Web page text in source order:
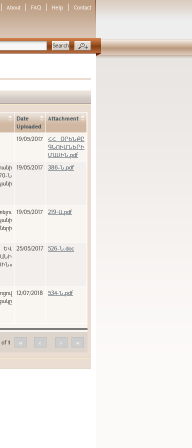
About FAQ Help Contact
Date
Uploaded
Attachment
19/05/2017
ՀՀ ՕՐԵՆՔԸ
ԳՆՈՒՄՆԵՐԻ
ՄԱՍԻՆ.pdf
Ն
19/05/2017 386-Ն.pdf
19/05/2017 219-Ա.pdf
ԵՎ
25/05/2017 526-Ն.doc
12/07/2018 534-Ն.pdf
of1 « ‹ › »